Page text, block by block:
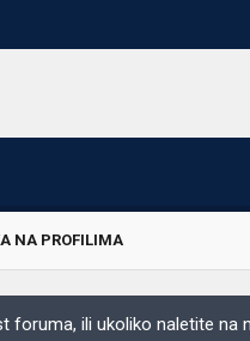
NA PROFILIMA
ili ukoliko naletite na